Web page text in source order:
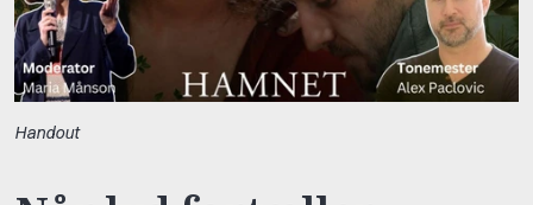
Handout